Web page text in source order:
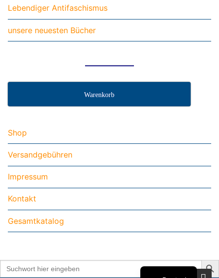
Lebendiger Antifaschismus
unsere neuesten Bücher
Warenkorb
Shop
Versandgebühren
Impressum
Kontakt
Gesamtkatalog
Search
for:
Search